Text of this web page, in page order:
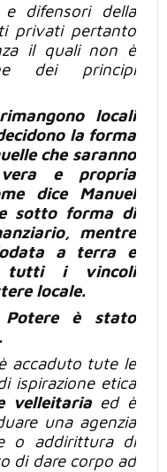
difensori della
privati pertanto
il quali non è
dei principi
locali
la forma
che saranno
e propria
dice Manuel
sotto forma di
mentre
a terra e
tutti i vincoli
locale.
è stato
accaduto tute le
ispirazione etica
velleitariaed è
una agenzia
o addirittura di
di dare corpo ad